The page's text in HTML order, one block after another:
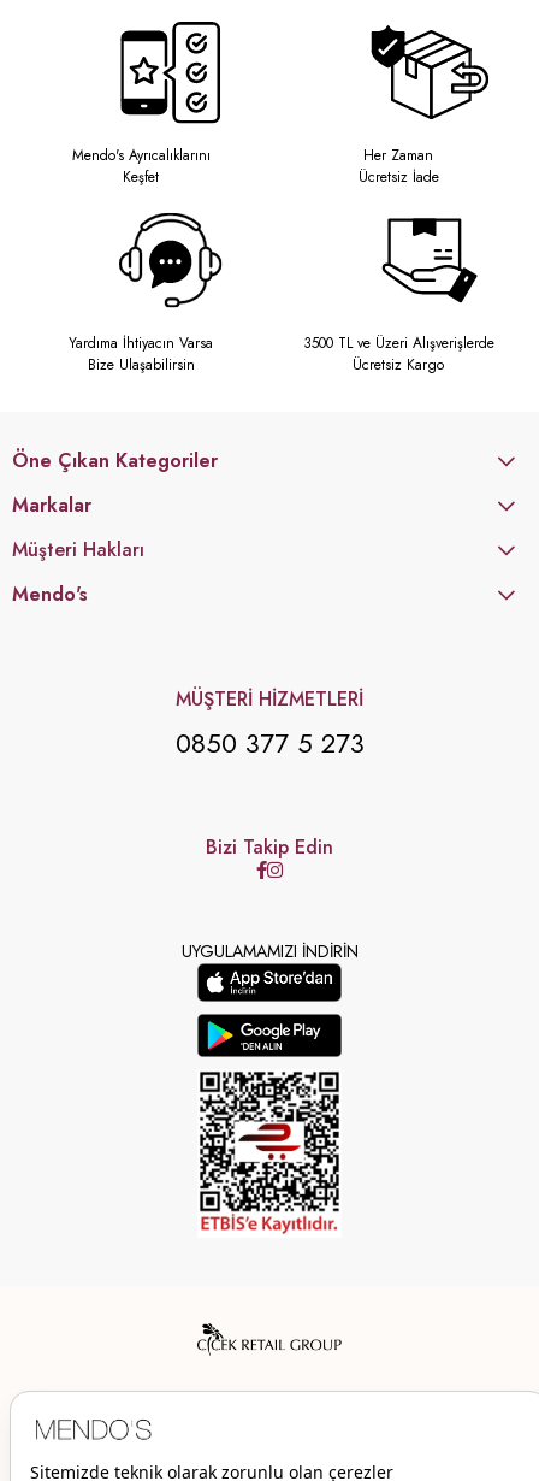
Mendo's Ayrıcalıklarını
Keşfet
Her Zaman
Ücretsiz İade
Yardıma İhtiyacın Varsa
Bize Ulaşabilirsin
3500 TL ve Üzeri Alışverişlerde
Ücretsiz Kargo
Öne Çıkan Kategoriler
Markalar
Müşteri Hakları
Mendo's
MÜŞTERİ HİZMETLERİ
0850 377 5 273
Bizi Takip Edin
UYGULAMAMIZI İNDİRİN